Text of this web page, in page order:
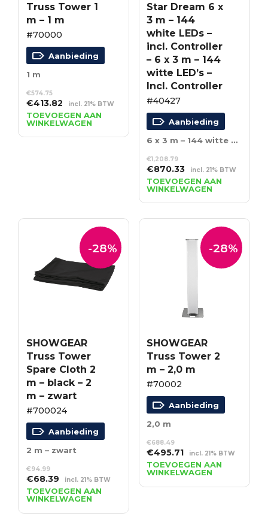
Truss Tower 1
m – 1 m
#70000
Aanbieding
1 m
€574.75
Oorspronkelijke
prijs
was:
€574.75.
€413.82Huidige
prijs
is:
€413.82.
incl. 21% BTW
TOEVOEGEN AAN
WINKELWAGEN
Star Dream 6 x
3 m – 144
white LEDs –
incl. Controller
– 6 x 3 m – 144
witte LED’s –
Incl. Controller
#40427
Aanbieding
6 x 3 m – 144 witte LED’s – Incl. Controller
€1,208.79
Oorspronkelijke
prijs
was:
€1,208.79.
€870.33Huidige
prijs
is:
€870.33.
incl. 21% BTW
TOEVOEGEN AAN
WINKELWAGEN
-28%
SHOWGEAR
Truss Tower
Spare Cloth 2
m – black – 2
m – zwart
#700024
Aanbieding
2 m – zwart
€94.99
Oorspronkelijke
prijs
was:
€94.99.
€68.39Huidige
prijs
is:
€68.39.
incl. 21% BTW
TOEVOEGEN AAN
WINKELWAGEN
-28%
SHOWGEAR
Truss Tower 2
m – 2,0 m
#70002
Aanbieding
2,0 m
€688.49
Oorspronkelijke
prijs
was:
€688.49.
€495.71Huidige
prijs
is:
€495.71.
incl. 21% BTW
TOEVOEGEN AAN
WINKELWAGEN